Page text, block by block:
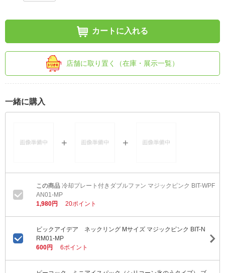
カートに入れる
店舗に取り置く（在庫・展示一覧）
一緒に購入
冷却プレート付きダブルファン マジックピンク BIT-WPF
AN01-MP
1,980円
20ポイント
ビックアイデア ネックリング Mサイズ マジックピンク BIT-N
RM01-MP
600円
6ポイント